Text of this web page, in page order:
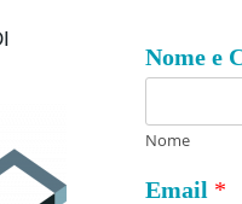
Nome e
Nome
Email *